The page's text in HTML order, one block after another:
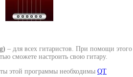
– для всех гитаристов. При помощи этого
сможете настроить свою гитару.
этой программы необходимы QT